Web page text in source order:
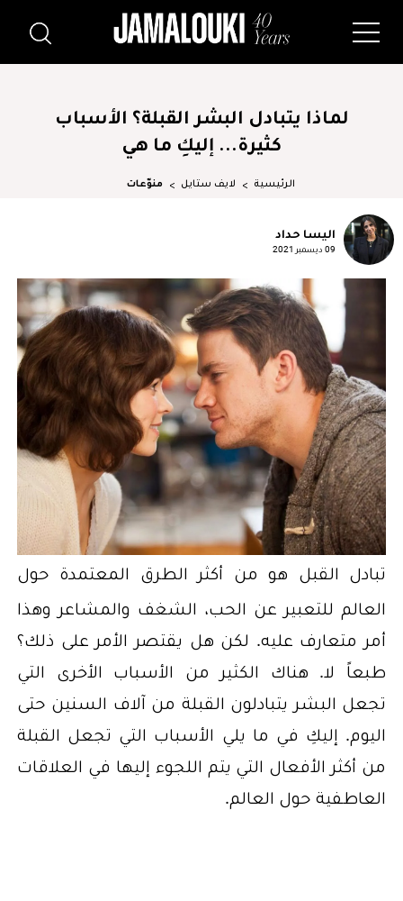
لماذا يتبادل البشر القبلة؟ الأسباب
كثيرة... إليكِ ما هي
الرئيسية لايف ستايل منوّعات
اليسا حداد
09 ديسمبر 2021
تبادل القبل هو من أكثر الطرق المعتمدة حول
العالم للتعبير عن الحب، الشغف والمشاعر وهذا
أمر متعارف عليه. لكن هل يقتصر الأمر على ذلك؟
طبعاً لا. هناك الكثير من الأسباب الأخرى التي
تجعل البشر يتبادلون القبلة من آلاف السنين حتى
اليوم. إليكِ في ما يلي الأسباب التي تجعل القبلة
من أكثر الأفعال التي يتم اللجوء إليها في العلاقات
العاطفية حول العالم.